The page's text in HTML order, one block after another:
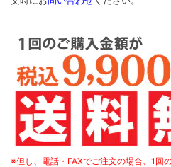
※但し、電話・FAXでご注文の場合、1回